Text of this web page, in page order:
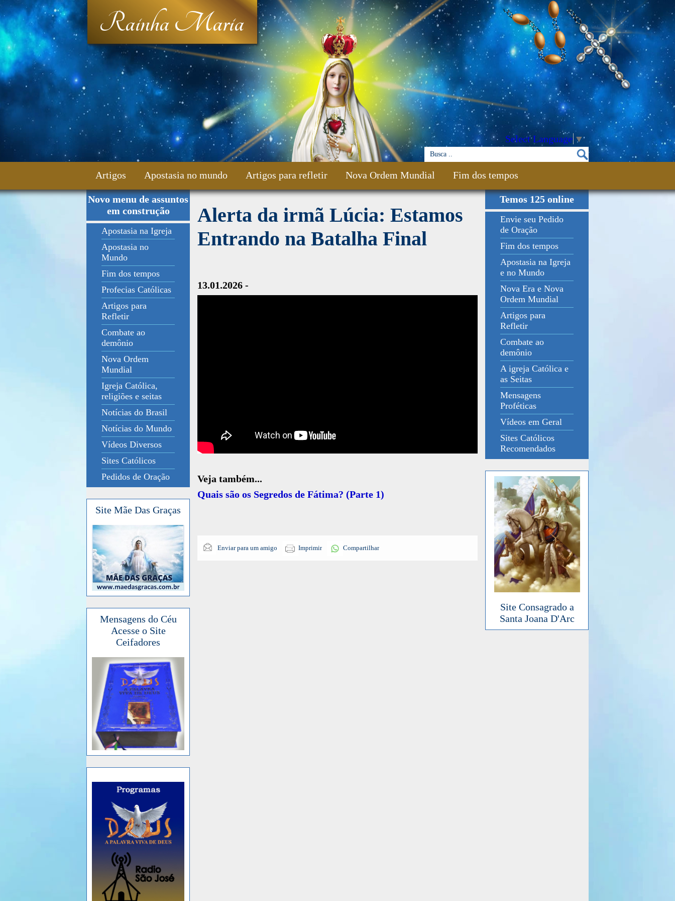
Rainha Maria
Select Language ▼
Artigos Apostasia no mundo Artigos para refletir Nova Ordem Mundial Fim dos tempos
Fale Conosco
Novo menu de assuntos
em construção
Apostasia na Igreja
Apostasia no
Mundo
Fim dos tempos
Profecias Católicas
Artigos para
Refletir
Combate ao
demônio
Nova Ordem
Mundial
Igreja Católica,
religiões e seitas
Notícias do Brasil
Notícias do Mundo
Vídeos Diversos
Sites Católicos
Pedidos de Oração
Site Mãe Das Graças
Mensagens do Céu
Acesse o Site
Ceifadores
Alerta da irmã Lúcia: Estamos
Entrando na Batalha Final
13.01.2026 -
Veja também...
Quais são os Segredos de Fátima? (Parte 1)
Enviar para um amigo Imprimir Compartilhar
Temos 125 online
Envie seu Pedido
de Oração
Fim dos tempos
Apostasia na Igreja
e no Mundo
Nova Era e Nova
Ordem Mundial
Artigos para
Refletir
Combate ao
demônio
A igreja Católica e
as Seitas
Mensagens
Proféticas
Vídeos em Geral
Sites Católicos
Recomendados
Site Consagrado a
Santa Joana D'Arc